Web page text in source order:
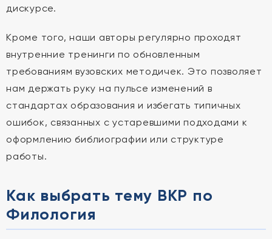
дискурсе.
Кроме того, наши авторы регулярно проходят
внутренние тренинги по обновленным
требованиям вузовских методичек. Это позволяет
нам держать руку на пульсе изменений в
стандартах образования и избегать типичных
ошибок, связанных с устаревшими подходами к
оформлению библиографии или структуре
работы.
Как выбрать тему ВКР по
Филология